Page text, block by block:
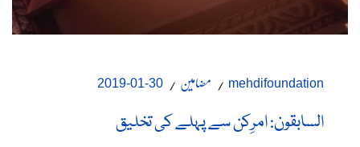
mehdifoundation مضامین 30-01-2019
السابقون: امرِکن سے پہلے کی تخلیق